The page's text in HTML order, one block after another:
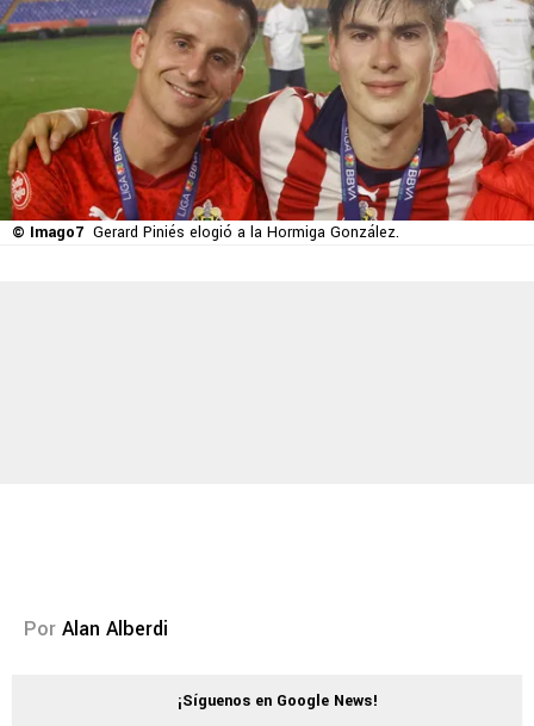
© Imago7 Gerard Piniés elogió a la Hormiga González.
Por Alan Alberdi
¡Síguenos en Google News!